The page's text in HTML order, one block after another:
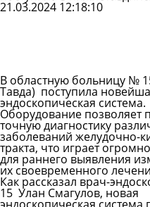
21.03.2024 12:18:10
В областную больницу №
Тавда) поступила
эндоскопическая система.
Оборудование позволяет
точную диагностику
заболеваний желудочно-
тракта, что играет
для раннего выявления
их своевременного
Как рассказал врач-
15 Улан Смагулов, новая